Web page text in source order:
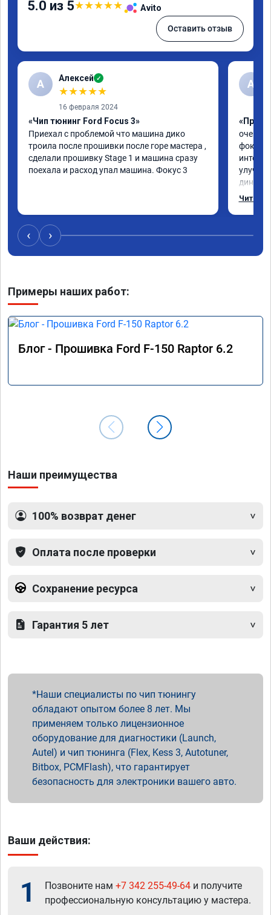
5.0 из 5★★★★★ Avito
Оставить отзыв
А Алексей ✓
★★★★★
16 февраля 2024
«Чип тюнинг Ford Focus 3»
Приехал с проблемой что машина дико
троила после прошивки после горе мастера ,
сделали прошивку Stage 1 и машина сразу
поехала и расход упал машина. Фокус 3
А
очень
фокус
эмоции
Читать
‹ ›
Примеры наших работ:
Блог - Прошивка Ford F-150 Raptor 6.2
Наши преимущества
100% возврат денег
Оплата после проверки
Сохранение ресурса
Гарантия 5 лет
Наши специалисты по чип тюнингу
обладают опытом более 8 лет. Мы
применяем только лицензионное
оборудование для диагностики (Launch,
Autel) и чип тюнинга (Flex, Kess 3, Autotuner,
Bitbox, PCMFlash), что гарантирует
безопасность для электроники вашего авто.
Ваши действия:
1 Позвоните нам +7 342 255-49-64 и получите
профессиональную консультацию у мастера.